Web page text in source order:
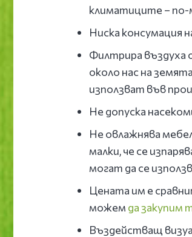
климатиците –
Ниска консумация
Филтрира въздуха
около нас на
използват във
Не допуска
Не овлажнява
малки, че се
могат да се
Цената им е
можем да закупим
Въздействащ